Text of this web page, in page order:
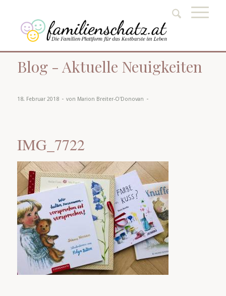
Blog - Aktuelle Neuigkeiten
18. Februar 2018 - von Marion Breiter-O'Donovan -
IMG_7722